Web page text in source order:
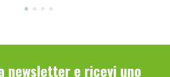
newsletter e ricevi uno